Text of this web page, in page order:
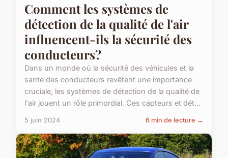
Comment les systèmes de
détection de la qualité de l'air
influencent-ils la sécurité des
conducteurs?
Dans un monde où la sécurité des véhicules et la
santé des conducteurs revêtent une importance
cruciale, les systèmes de détection de la qualité de
l'air jouent un rôle primordial. Ces capteurs et dét...
5 juin 2024 6 min de lecture →